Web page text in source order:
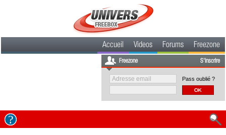
Accueil Videos Forums Freezone
Freezone S'inscrire
Pass oublié ?